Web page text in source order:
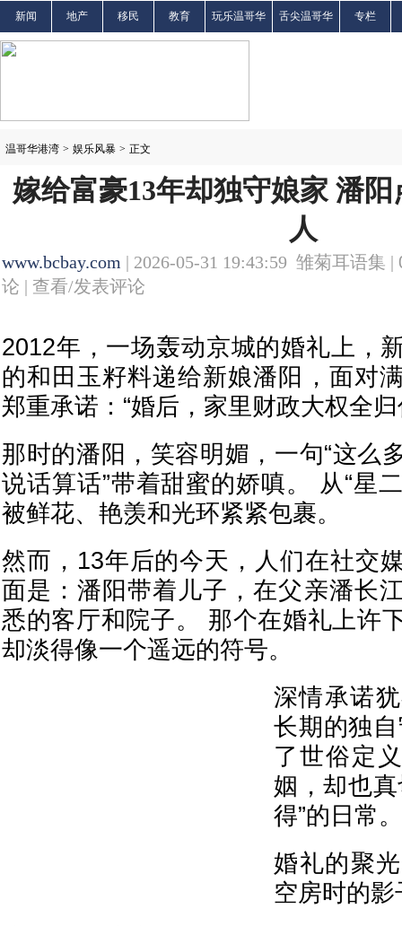
新闻 地产 移民 教育 玩乐温哥华 舌尖温哥华 专栏
温哥华港湾 > 娱乐风暴 > 正文
嫁给富豪13年却独守娘家 潘
人
www.bcbay.com | 2026-05-31 19:43:59 雏菊耳语集 |
论 | 查看/发表评论
2012年，一场轰动京城的婚礼上，
的和田玉籽料递给新娘潘阳，面对
郑重承诺：“婚后，家里财政大权全归
那时的潘阳，笑容明媚，一句“这么
说话算话”带着甜蜜的娇嗔。 从“星
被鲜花、艳羡和光环紧紧包裹。
然而，13年后的今天，人们在社交
面是：潘阳带着儿子，在父亲潘长
悉的客厅和院子。 那个在婚礼上许
却淡得像一个遥远的符号。
深情承诺
长期的独
了世俗定
姻，却也
得”的日常。
婚礼的聚
空房时的